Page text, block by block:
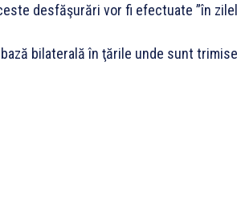
desfăşurări vor fi efectuate ”în
bilaterală în ţările unde sunt